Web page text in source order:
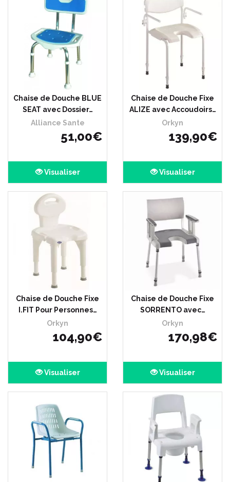
Chaise de Douche BLUE
SEAT avec Dossier…
Alliance Sante
51,00€
Visualiser
Chaise de Douche Fixe
ALIZE avec Accoudoirs…
Orkyn
139,90€
Visualiser
Chaise de Douche Fixe
I.FIT Pour Personnes…
Orkyn
104,90€
Visualiser
Chaise de Douche Fixe
SORRENTO avec…
Orkyn
170,98€
Visualiser